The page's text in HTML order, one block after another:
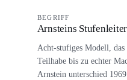
BEGRIFF
Arnsteins
Acht-stufiges Modell,
Teilhabe bis zu echter
Arnstein unterschied